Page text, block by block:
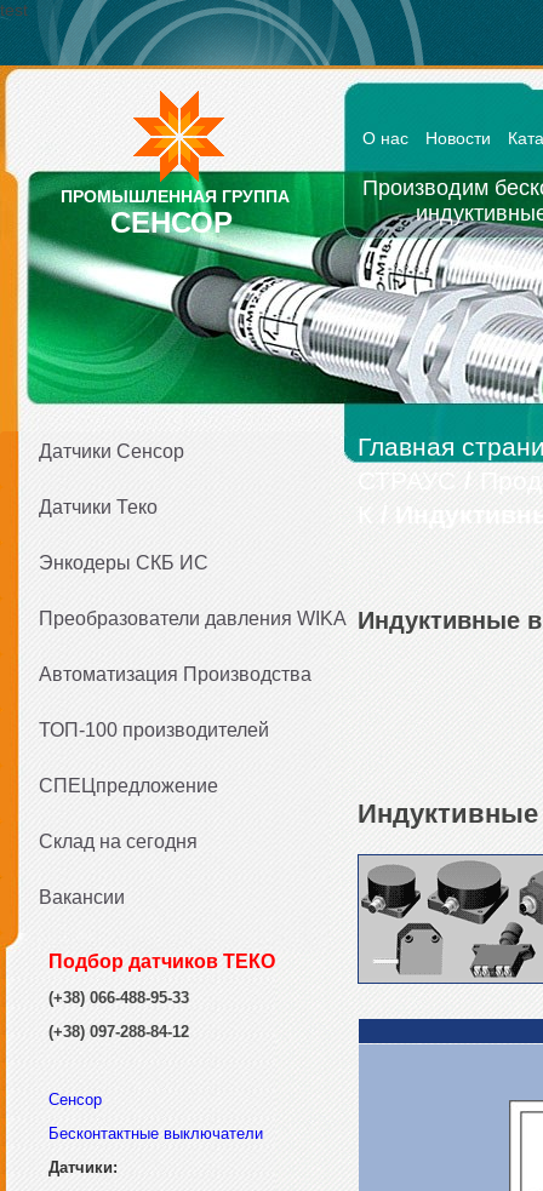
ПРОМЫШЛЕННАЯ ГРУППА
СЕНСОР
О нас Новости
Производим
Датчики Сенсор
Датчики Теко
Энкодеры СКБ ИС
Преобразователи давления WIKA
Автоматизация Производства
ТОП-100 производителей
СПЕЦпредложение
Склад на сегодня
Вакансии
Подбор датчиков ТЕКО
(+38) 066-488-95-33
(+38) 097-288-84-12
Сенсор
Бесконтактные выключатели
Датчики:
Главная
Индуктивные
test